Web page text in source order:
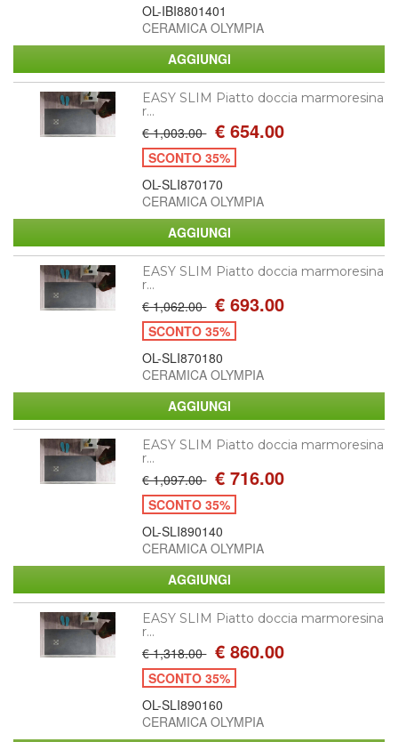
OL-IBI8801401
CERAMICA OLYMPIA
EASY SLIM Piatto doccia marmoresina
r...
€ 1,003.00 € 654.00
SCONTO 35%
OL-SLI870170
CERAMICA OLYMPIA
EASY SLIM Piatto doccia marmoresina
r...
€ 1,062.00 € 693.00
SCONTO 35%
OL-SLI870180
CERAMICA OLYMPIA
EASY SLIM Piatto doccia marmoresina
r...
€ 1,097.00 € 716.00
SCONTO 35%
OL-SLI890140
CERAMICA OLYMPIA
EASY SLIM Piatto doccia marmoresina
r...
€ 1,318.00 € 860.00
SCONTO 35%
OL-SLI890160
CERAMICA OLYMPIA